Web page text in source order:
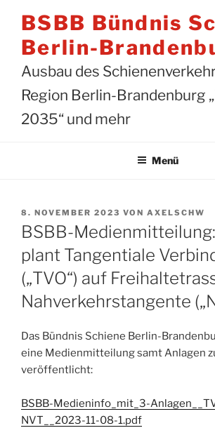
Inhalt
springen
BSBB Bündnis
Berlin-
Ausbau des
Region Berlin-Brandenburg
2035“ und mehr
Menü
VERÖFFENTLICHT
AM
8. NOVEMBER 2023 VON AXELSCHW
BSBB-
plant Tangentiale
(„TVO“) auf
Nahverkehrstangente
Das Bündnis Schiene Berlin-
eine Medienmitteilung samt Anlagen
veröffentlicht:
BSBB-Medieninfo_mit_3-
NVT__2023-11-08-1.pdf